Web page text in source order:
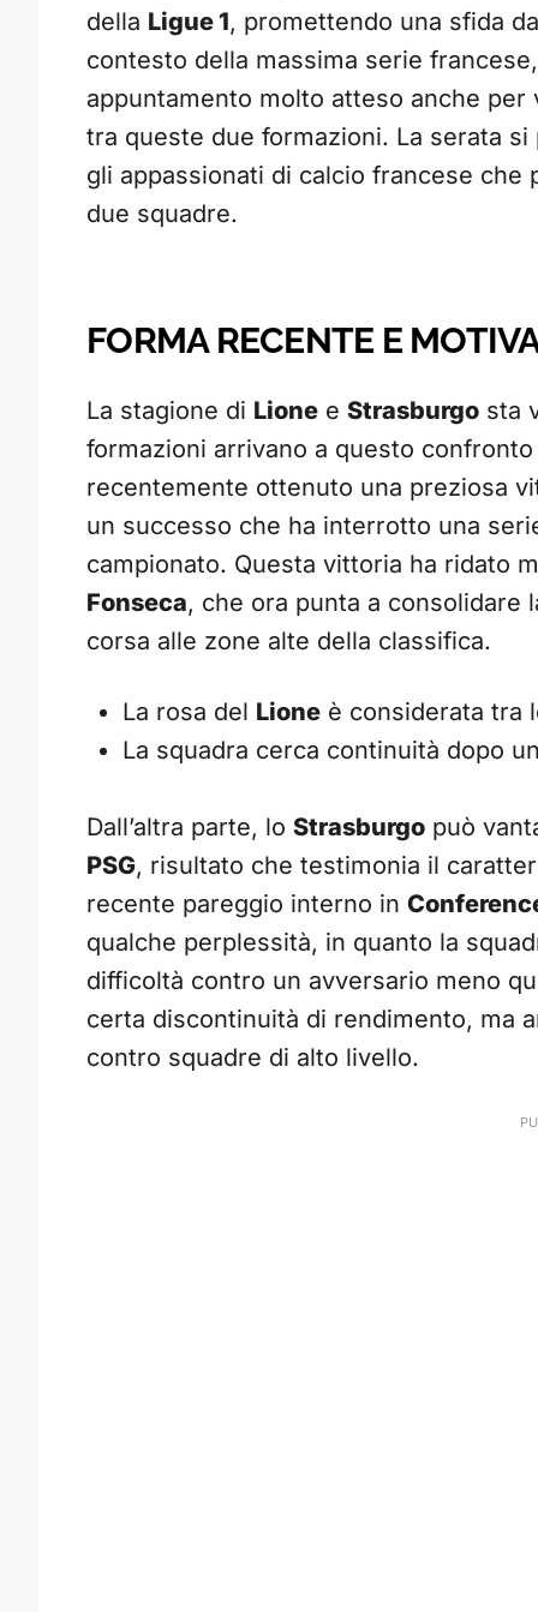
della Ligue 1, promettendo una sfida
contesto della massima serie
appuntamento molto atteso anche
tra queste due formazioni. La serata
gli appassionati di calcio francese
due squadre.
FORMA RECENTE E
La stagione di Lione e Strasburgo sta
formazioni arrivano a questo
recentemente ottenuto una preziosa
un successo che ha interrotto una
campionato. Questa vittoria ha ridato
Fonseca, che ora punta a consolidare
corsa alle zone alte della classifica.
La rosa del Lione è considerata tra
La squadra cerca continuità dopo
Dall’altra parte, lo Strasburgo può
PSG, risultato che testimonia il
recente pareggio interno in
qualche perplessità, in quanto la
difficoltà contro un avversario meno
certa discontinuità di rendimento, ma
contro squadre di alto livello.